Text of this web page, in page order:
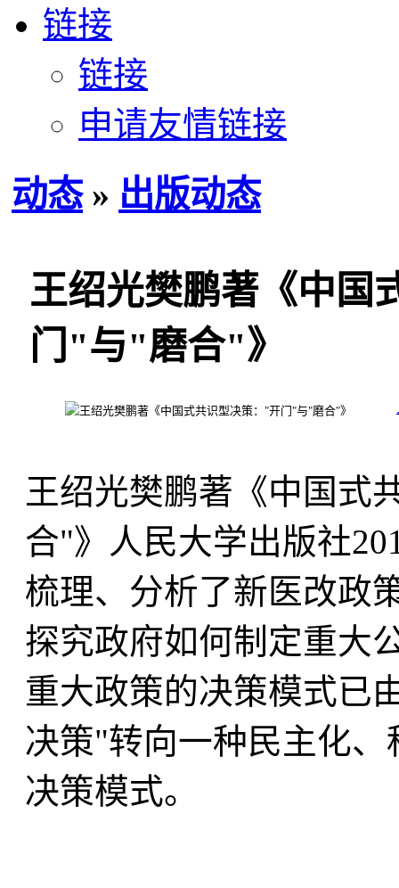
链接
链接
申请友情链接
动态» 出版动态
王绍光樊鹏著《中国
门"与"磨合"》
王绍光樊鹏著《中国式
合"》人民大学出版社
梳理、分析了新医改政
探究政府如何制定重大
重大政策的决策模式已
决策"转向一种民主化
决策模式。